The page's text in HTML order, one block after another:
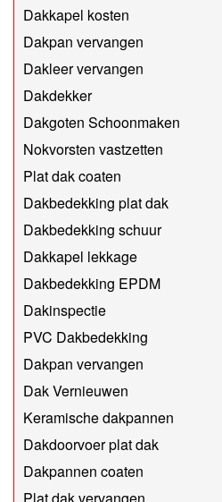
Dakkapel kosten
Dakpan vervangen
Dakleer vervangen
Dakdekker
Dakgoten Schoonmaken
Nokvorsten vastzetten
Plat dak coaten
Dakbedekking plat dak
Dakbedekking schuur
Dakkapel lekkage
Dakbedekking EPDM
Dakinspectie
PVC Dakbedekking
Dakpan vervangen
Dak Vernieuwen
Keramische dakpannen
Dakdoorvoer plat dak
Dakpannen coaten